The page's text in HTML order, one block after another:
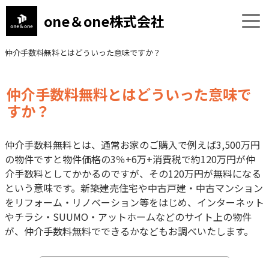
one＆one株式会社
仲介手数料無料とはどういった意味ですか？
仲介手数料無料とはどういった意味で
すか？
仲介手数料無料とは、通常お家のご購入で例えば3,500万円
の物件ですと物件価格の3％+6万+消費税で約120万円が仲
介手数料としてかかるのですが、その120万円が無料になる
という意味です。新築建売住宅や中古戸建・中古マンション
をリフォーム・リノベーション等をはじめ、インターネット
やチラシ・SUUMO・アットホームなどのサイト上の物件
が、仲介手数料無料でできるかなどもお調べいたします。